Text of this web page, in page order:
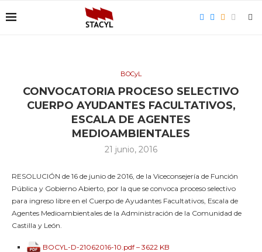
BOCyL
CONVOCATORIA PROCESO SELECTIVO
CUERPO AYUDANTES FACULTATIVOS,
ESCALA DE AGENTES
MEDIOAMBIENTALES
21 junio, 2016
RESOLUCIÓN de 16 de junio de 2016, de la Viceconsejería de Función
Pública y Gobierno Abierto, por la que se convoca proceso selectivo
para ingreso libre en el Cuerpo de Ayudantes Facultativos, Escala de
Agentes Medioambientales de la Administración de la Comunidad de
Castilla y León.
BOCYL-D-21062016-10.pdf – 3622 KB